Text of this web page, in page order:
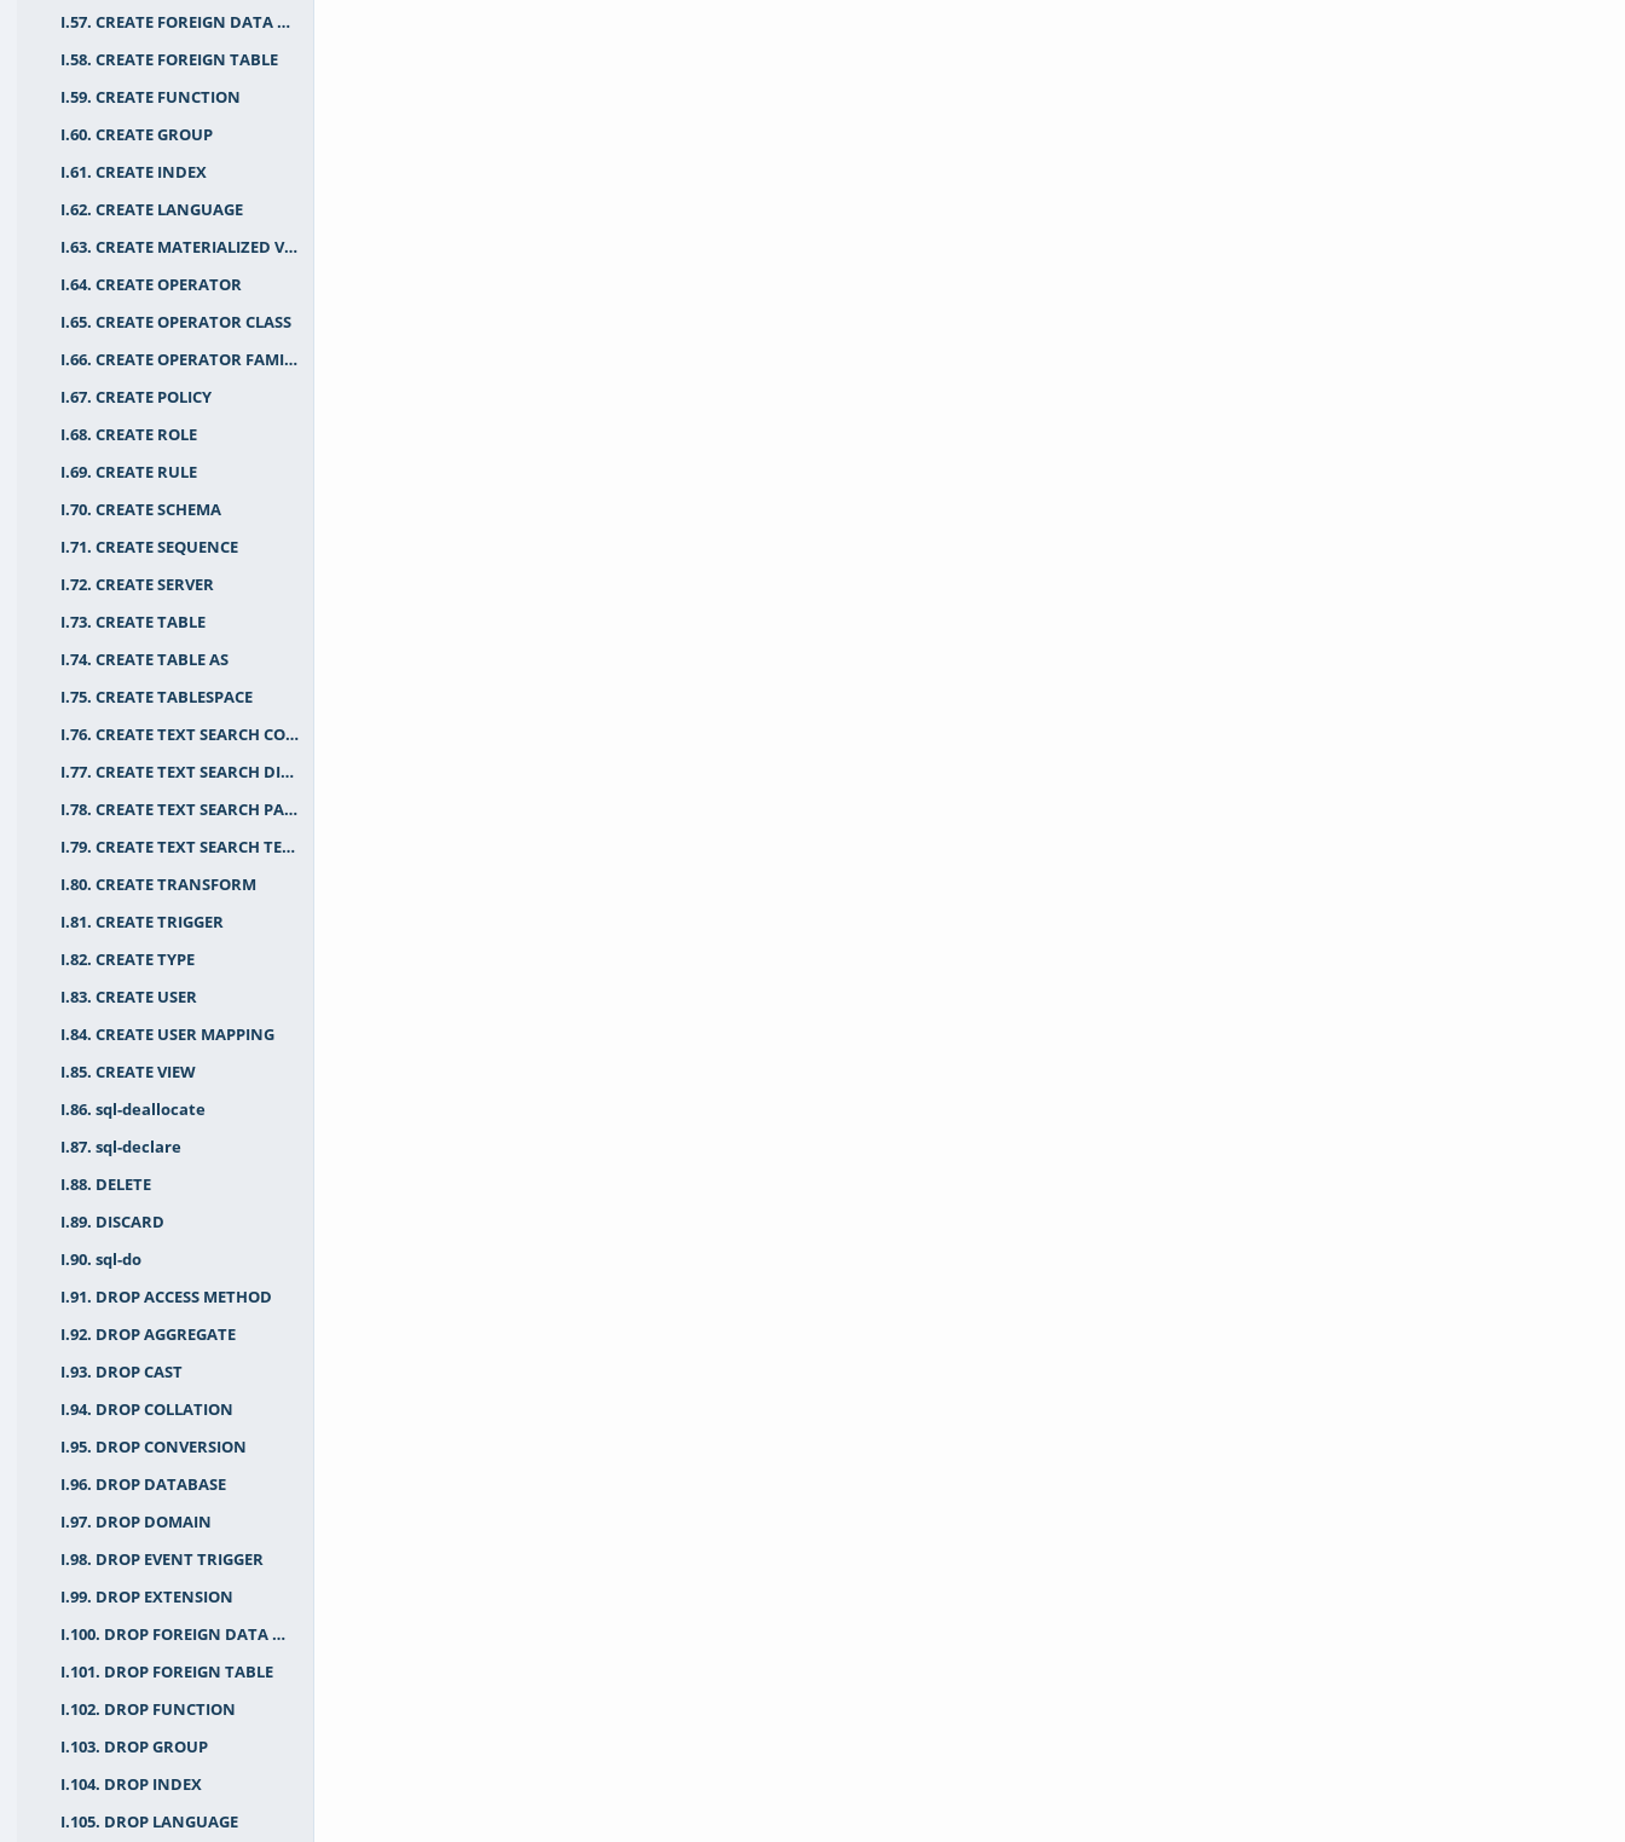
I.57. CREATE FOREIGN DATA WRAPPER
I.58. CREATE FOREIGN TABLE
I.59. CREATE FUNCTION
I.60. CREATE GROUP
I.61. CREATE INDEX
I.62. CREATE LANGUAGE
I.63. CREATE MATERIALIZED VIEW
I.64. CREATE OPERATOR
I.65. CREATE OPERATOR CLASS
I.66. CREATE OPERATOR FAMILY
I.67. CREATE POLICY
I.68. CREATE ROLE
I.69. CREATE RULE
I.70. CREATE SCHEMA
I.71. CREATE SEQUENCE
I.72. CREATE SERVER
I.73. CREATE TABLE
I.74. CREATE TABLE AS
I.75. CREATE TABLESPACE
I.76. CREATE TEXT SEARCH CONFIGURATION
I.77. CREATE TEXT SEARCH DICTIONARY
I.78. CREATE TEXT SEARCH PARSER
I.79. CREATE TEXT SEARCH TEMPLATE
I.80. CREATE TRANSFORM
I.81. CREATE TRIGGER
I.82. CREATE TYPE
I.83. CREATE USER
I.84. CREATE USER MAPPING
I.85. CREATE VIEW
I.86. sql-deallocate
I.87. sql-declare
I.88. DELETE
I.89. DISCARD
I.90. sql-do
I.91. DROP ACCESS METHOD
I.92. DROP AGGREGATE
I.93. DROP CAST
I.94. DROP COLLATION
I.95. DROP CONVERSION
I.96. DROP DATABASE
I.97. DROP DOMAIN
I.98. DROP EVENT TRIGGER
I.99. DROP EXTENSION
I.100. DROP FOREIGN DATA WRAPPER
I.101. DROP FOREIGN TABLE
I.102. DROP FUNCTION
I.103. DROP GROUP
I.104. DROP INDEX
I.105. DROP LANGUAGE